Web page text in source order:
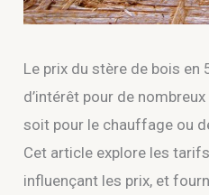
Le prix du stère de bois en
d’intérêt pour de
soit pour le chauffage ou
Cet article explore les
influençant les prix, et